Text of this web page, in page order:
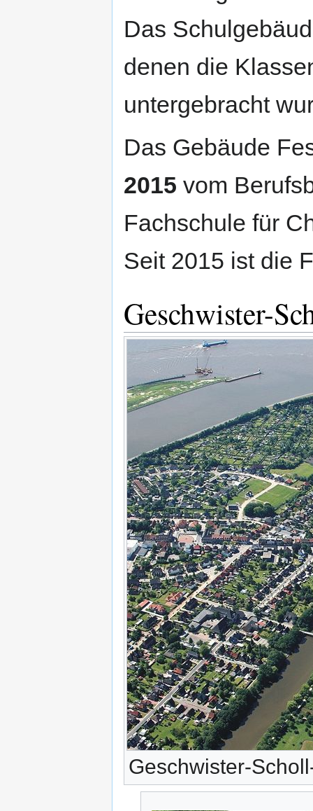
Das
denen die
untergebracht
Das Gebäude
2015 vom
Fachschule für
Seit 2015 ist die
Geschwister-
Geschwister-